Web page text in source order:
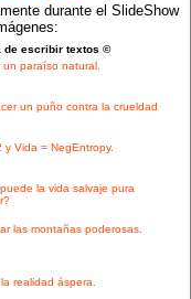
durante el SlideShow
de escribir textos ©
un paraíso natural.
un puño contra la crueldad
y Vida = NegEntropy.
la vida salvaje pura
las montañas poderosas.
realidad áspera.